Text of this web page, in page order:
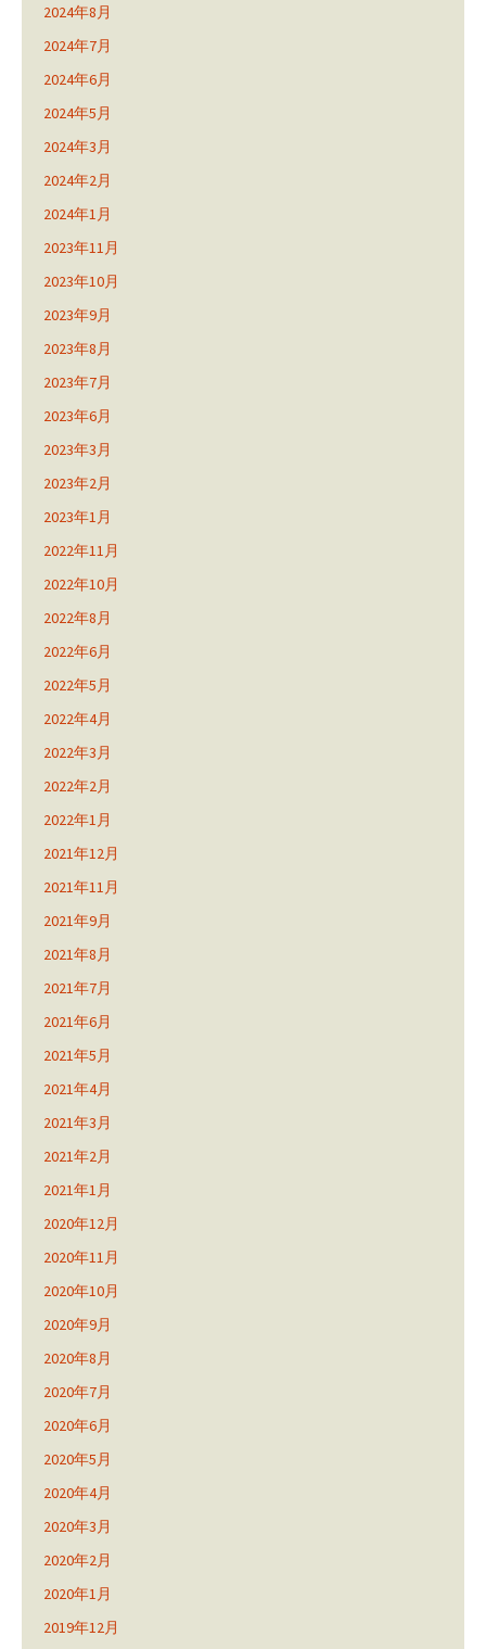
2024年8月
2024年7月
2024年6月
2024年5月
2024年3月
2024年2月
2024年1月
2023年11月
2023年10月
2023年9月
2023年8月
2023年7月
2023年6月
2023年3月
2023年2月
2023年1月
2022年11月
2022年10月
2022年8月
2022年6月
2022年5月
2022年4月
2022年3月
2022年2月
2022年1月
2021年12月
2021年11月
2021年9月
2021年8月
2021年7月
2021年6月
2021年5月
2021年4月
2021年3月
2021年2月
2021年1月
2020年12月
2020年11月
2020年10月
2020年9月
2020年8月
2020年7月
2020年6月
2020年5月
2020年4月
2020年3月
2020年2月
2020年1月
2019年12月